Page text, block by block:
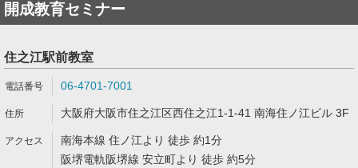
開成教育セミナー
住之江駅前教室
06-4701-7001
大阪府大阪市住之江区西住之江1-1-41 南海住ノ江ビル 3F
南海本線 住ノ江より 徒歩 約1分
阪堺電軌阪堺線 安立町より 徒歩 約5分